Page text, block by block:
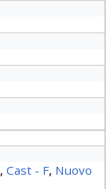
, Cast - F, Nuovo